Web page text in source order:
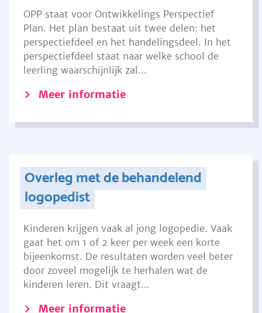
OPP staat voor Ontwikkelings Perspectief
Plan. Het plan bestaat uit twee delen: het
perspectiefdeel en het handelingsdeel. In het
perspectiefdeel staat naar welke school de
leerling waarschijnlijk zal...
Meer informatie
Overleg met de behandelend
logopedist
Kinderen krijgen vaak al jong logopedie. Vaak
gaat het om 1 of 2 keer per week een korte
bijeenkomst. De resultaten worden veel beter
door zoveel mogelijk te herhalen wat de
kinderen leren. Dit vraagt...
Meer informatie